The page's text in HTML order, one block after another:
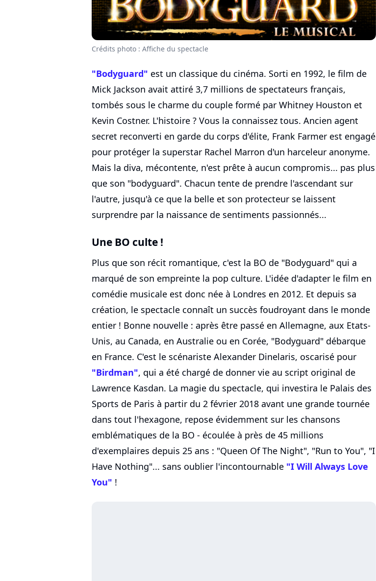
Crédits photo : Affiche du spectacle
"Bodyguard" est un classique du cinéma. Sorti en 1992, le film de
Mick Jackson avait attiré 3,7 millions de spectateurs français,
tombés sous le charme du couple formé par Whitney Houston et
Kevin Costner. L'histoire ? Vous la connaissez tous. Ancien agent
secret reconverti en garde du corps d'élite, Frank Farmer est engagé
pour protéger la superstar Rachel Marron d'un harceleur anonyme.
Mais la diva, mécontente, n'est prête à aucun compromis... pas plus
que son "bodyguard". Chacun tente de prendre l'ascendant sur
l'autre, jusqu'à ce que la belle et son protecteur se laissent
surprendre par la naissance de sentiments passionnés...
Une BO culte !
Plus que son récit romantique, c'est la BO de "Bodyguard" qui a
marqué de son empreinte la pop culture. L'idée d'adapter le film en
comédie musicale est donc née à Londres en 2012. Et depuis sa
création, le spectacle connaît un succès foudroyant dans le monde
entier ! Bonne nouvelle : après être passé en Allemagne, aux Etats-
Unis, au Canada, en Australie ou en Corée, "Bodyguard" débarque
en France. C'est le scénariste Alexander Dinelaris, oscarisé pour
"Birdman", qui a été chargé de donner vie au script original de
Lawrence Kasdan. La magie du spectacle, qui investira le Palais des
Sports de Paris à partir du 2 février 2018 avant une grande tournée
dans tout l'hexagone, repose évidemment sur les chansons
emblématiques de la BO - écoulée à près de 45 millions
d'exemplaires depuis 25 ans : "Queen Of The Night", "Run to You", "I
Have Nothing"... sans oublier l'incontournable "I Will Always Love
You" !